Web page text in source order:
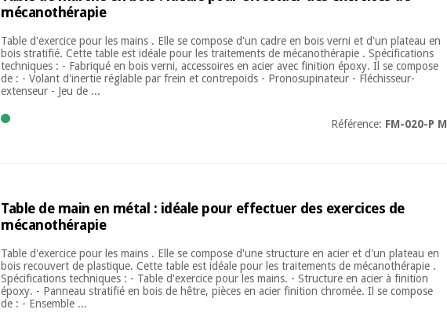
mécanothérapie
Table d'exercice pour les mains . Elle se compose d'un cadre en bois verni et d'un plateau en
bois stratifié. Cette table est idéale pour les traitements de mécanothérapie . Spécifications
techniques : - Fabriqué en bois verni, accessoires en acier avec finition époxy. Il se compose
de : - Volant d'inertie réglable par frein et contrepoids - Pronosupinateur - Fléchisseur-
extenseur - Jeu de ...
Référence: FM-020-P M
Table de main en métal : idéale pour effectuer des exercices de
mécanothérapie
Table d'exercice pour les mains . Elle se compose d'une structure en acier et d'un plateau en
bois recouvert de plastique. Cette table est idéale pour les traitements de mécanothérapie .
Spécifications techniques : - Table d'exercice pour les mains. - Structure en acier à finition
époxy. - Panneau stratifié en bois de hêtre, pièces en acier finition chromée. Il se compose
de : - Ensemble ...